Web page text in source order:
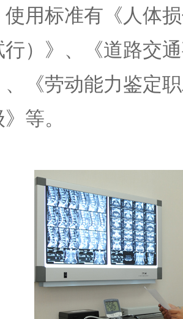
使用标准有《人体
）》、《道路交
《劳动能力鉴定
等。